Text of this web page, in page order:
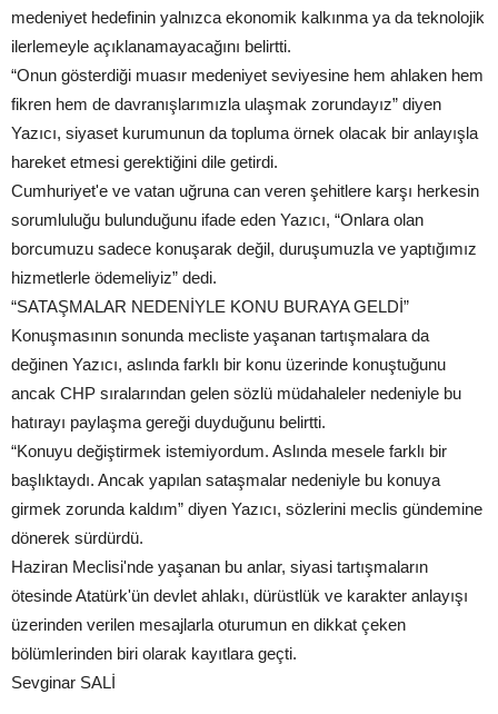
medeniyet hedefinin yalnızca ekonomik kalkınma ya da teknolojik
ilerlemeyle açıklanamayacağını belirtti.
“Onun gösterdiği muasır medeniyet seviyesine hem ahlaken hem
fikren hem de davranışlarımızla ulaşmak zorundayız” diyen
Yazıcı, siyaset kurumunun da topluma örnek olacak bir anlayışla
hareket etmesi gerektiğini dile getirdi.
Cumhuriyet'e ve vatan uğruna can veren şehitlere karşı herkesin
sorumluluğu bulunduğunu ifade eden Yazıcı, “Onlara olan
borcumuzu sadece konuşarak değil, duruşumuzla ve yaptığımız
hizmetlerle ödemeliyiz” dedi.
“SATAŞMALAR NEDENİYLE KONU BURAYA GELDİ”
Konuşmasının sonunda mecliste yaşanan tartışmalara da
değinen Yazıcı, aslında farklı bir konu üzerinde konuştuğunu
ancak CHP sıralarından gelen sözlü müdahaleler nedeniyle bu
hatırayı paylaşma gereği duyduğunu belirtti.
“Konuyu değiştirmek istemiyordum. Aslında mesele farklı bir
başlıktaydı. Ancak yapılan sataşmalar nedeniyle bu konuya
girmek zorunda kaldım” diyen Yazıcı, sözlerini meclis gündemine
dönerek sürdürdü.
Haziran Meclisi'nde yaşanan bu anlar, siyasi tartışmaların
ötesinde Atatürk'ün devlet ahlakı, dürüstlük ve karakter anlayışı
üzerinden verilen mesajlarla oturumun en dikkat çeken
bölümlerinden biri olarak kayıtlara geçti.
Sevginar SALİ